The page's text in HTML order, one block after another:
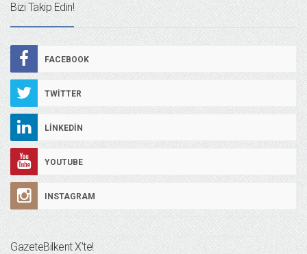
Bizi Takip Edin!
FACEBOOK
TWITTER
LINKEDIN
YOUTUBE
INSTAGRAM
GazeteBilkent X’te!